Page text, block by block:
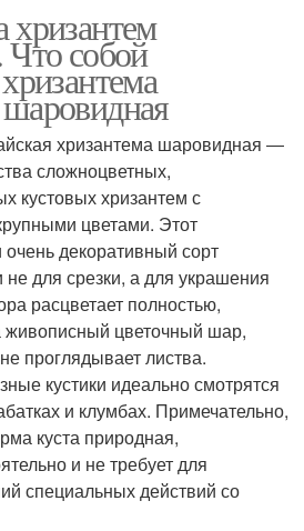
собой
хризантема шаровидная ―
сложноцветных,
кустовых хризантем с
цветами. Этот
декоративный сорт
для срезки, а для украшения
расцветает полностью,
живописный цветочный шар,
проглядывает листва.
кустики идеально смотрятся
и клумбах. Примечательно,
куста природная,
и не требует для
специальных действий со